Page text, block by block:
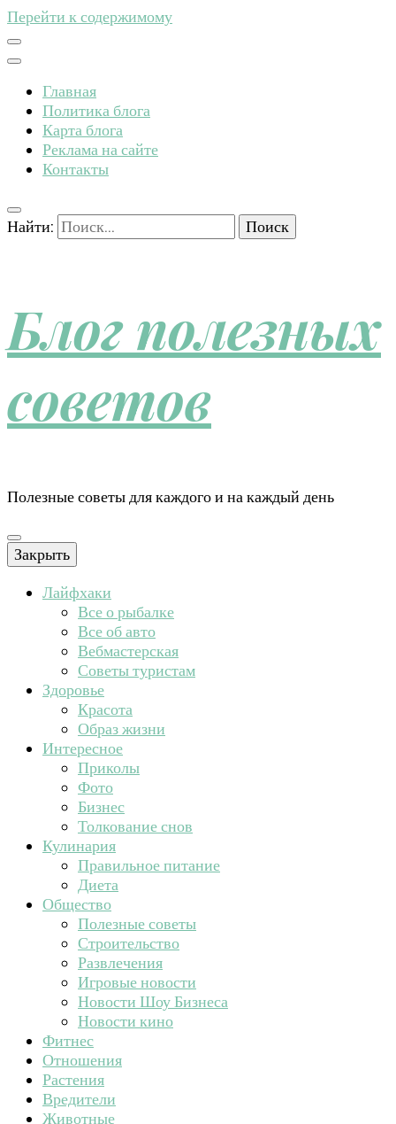
Перейти к содержимому
Главная
Политика блога
Карта блога
Реклама на сайте
Контакты
Найти:
Блог полезных
советов
Полезные советы для каждого и на каждый день
Закрыть
Лайфхаки
Все о рыбалке
Все об авто
Вебмастерская
Советы туристам
Здоровье
Красота
Образ жизни
Интересное
Приколы
Фото
Бизнес
Толкование снов
Кулинария
Правильное питание
Диета
Общество
Полезные советы
Строительство
Развлечения
Игровые новости
Новости Шоу Бизнеса
Новости кино
Фитнес
Отношения
Растения
Вредители
Животные